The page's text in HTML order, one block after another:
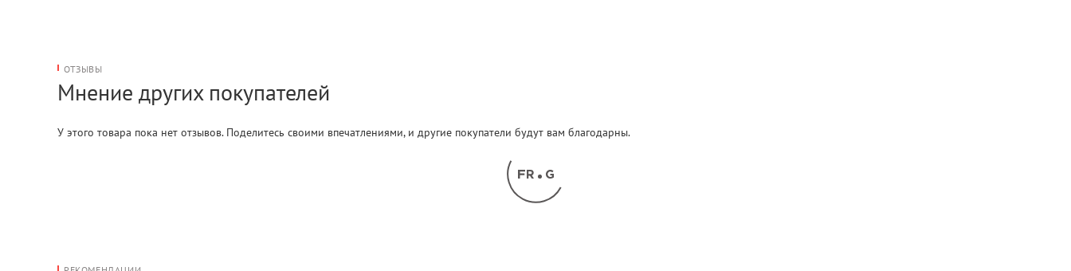
ОТЗЫВЫ
Мнение других покупателей
У этого товара пока нет отзывов. Поделитесь своими впечатлениями, и другие покупатели будут вам благодарны.